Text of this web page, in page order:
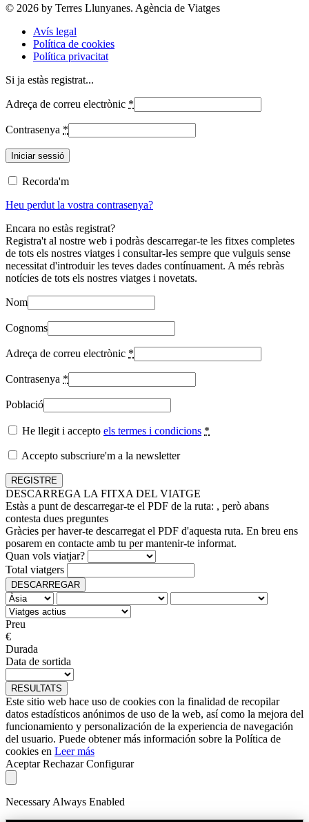
© 2026 by Terres Llunyanes. Agència de Viatges
Avís legal
Política de cookies
Política privacitat
Si ja estàs registrat...
Adreça de correu electrònic *
Contrasenya *
Recorda'm
Heu perdut la vostra contrasenya?
Encara no estàs registrat?
Registra't al nostre web i podràs descarregar-te les fitxes completes
de tots els nostres viatges i consultar-les sempre que vulguis sense
necessitat d'introduir les teves dades contínuament. A més rebràs
notícies de tots els nostres viatges i novetats.
Nom
Cognoms
Adreça de correu electrònic *
Contrasenya *
Població
He llegit i accepto els termes i condicions *
Accepto subscriure'm a la newsletter
DESCARREGA LA FITXA DEL VIATGE
Estàs a punt de descarregar-te el PDF de la ruta: , però abans
contesta dues preguntes
Gràcies per haver-te descarregat el PDF d'aquesta ruta. En breu ens
posarem en contacte amb tu per mantenir-te informat.
Quan vols viatjar?
Total viatgers
DESCARREGAR
Preu
€
Durada
Data de sortida
RESULTATS
Este sitio web hace uso de cookies con la finalidad de recopilar
datos estadísticos anónimos de uso de la web, así como la mejora del
funcionamiento y personalización de la experiencia de navegación
del usuario. Puede obtener más información sobre la Política de
cookies en Leer más
Aceptar Rechazar Configurar
Necessary Always Enabled